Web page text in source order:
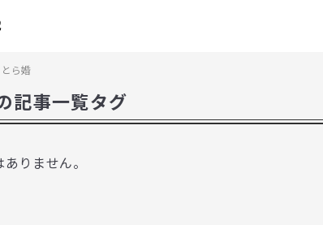
とら婚
記事一覧タグ
りません。